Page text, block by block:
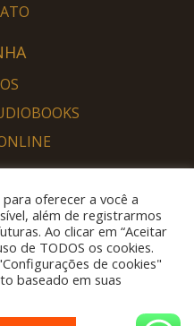
oferecer a você a
além de registrarmos
Ao clicar em “Aceitar
de TODOS os cookies.
de cookies"
baseado em suas